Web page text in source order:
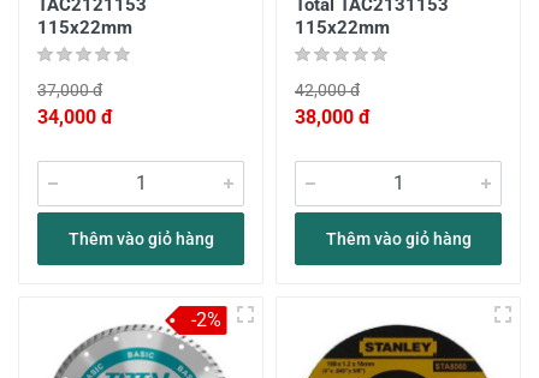
TAC2121153
115x22mm
37,000 đ
34,000 đ
Thêm vào giỏ hàng
Total TAC2131153
115x22mm
42,000 đ
38,000 đ
Thêm vào giỏ hàng
-2%